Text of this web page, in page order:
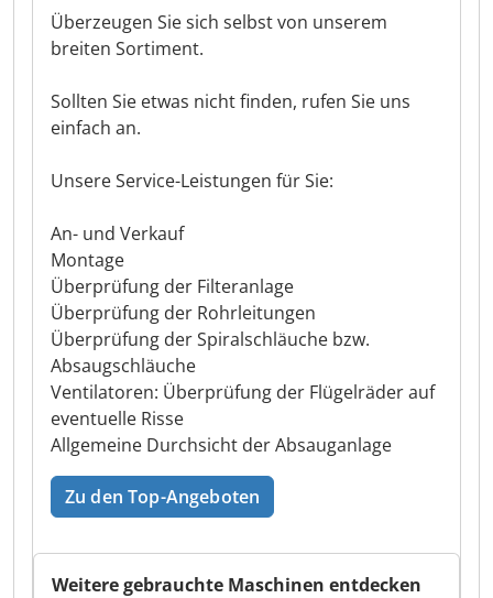
Überzeugen Sie sich selbst von unserem
breiten Sortiment.
Sollten Sie etwas nicht finden, rufen Sie uns
einfach an.
Unsere Service-Leistungen für Sie:
An- und Verkauf
Montage
Überprüfung der Filteranlage
Überprüfung der Rohrleitungen
Überprüfung der Spiralschläuche bzw.
Absaugschläuche
Ventilatoren: Überprüfung der Flügelräder auf
eventuelle Risse
Allgemeine Durchsicht der Absauganlage
Zu den Top-Angeboten
Weitere gebrauchte Maschinen entdecken